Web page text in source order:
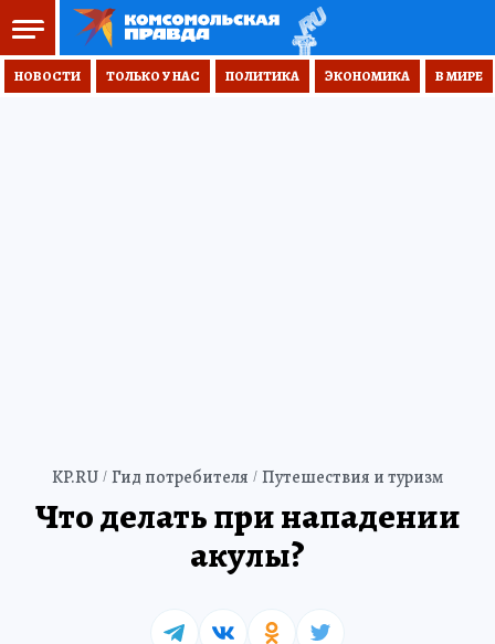
НОВОСТИ ТОЛЬКО У НАС ПОЛИТИКА ЭКОНОМИКА В МИРЕ
KP.RU Гид потребителя Путешествия и туризм
Что делать при нападении
акулы?